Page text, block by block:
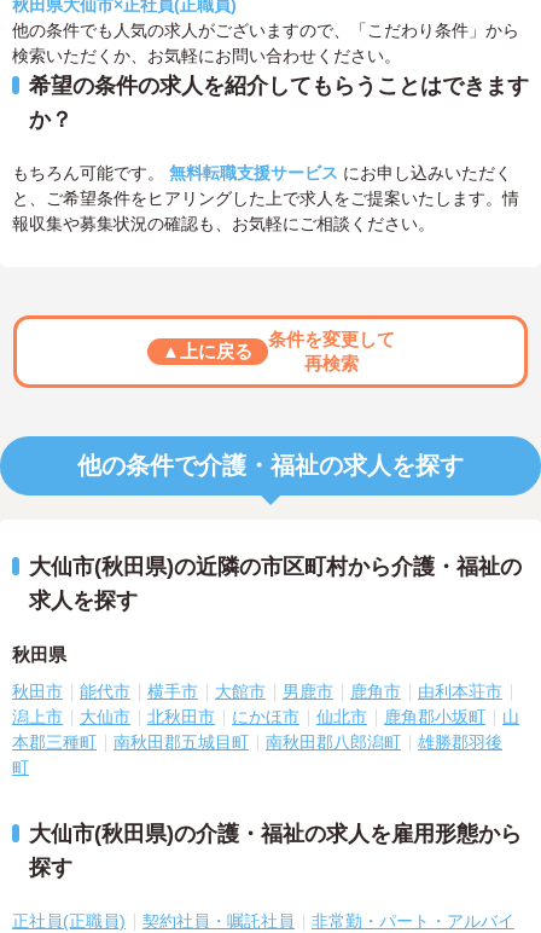
秋田県大仙市×正社員(正職員)
他の条件でも人気の求人がございますので、「こだわり条件」から
検索いただくか、お気軽にお問い合わせください。
希望の条件の求人を紹介してもらうことはできます
か？
もちろん可能です。 無料転職支援サービス にお申し込みいただく
と、ご希望条件をヒアリングした上で求人をご提案いたします。情
報収集や募集状況の確認も、お気軽にご相談ください。
▲上に戻る
条件を変更して
再検索
他の条件で介護・福祉の求人を探す
大仙市(秋田県)の近隣の市区町村から介護・福祉の
求人を探す
秋田県
秋田市 能代市 横手市 大館市 男鹿市 鹿角市
由利本荘市
潟上市
大仙市 北秋田市 にかほ市 仙北市 鹿角郡小坂町
山
本郡三種町
南秋田郡五城目町 南秋田郡八郎潟町
雄勝郡羽後
町
大仙市(秋田県)の介護・福祉の求人を雇用形態から
探す
正社員(正職員) 契約社員・嘱託社員
非常勤・パート・アルバイ